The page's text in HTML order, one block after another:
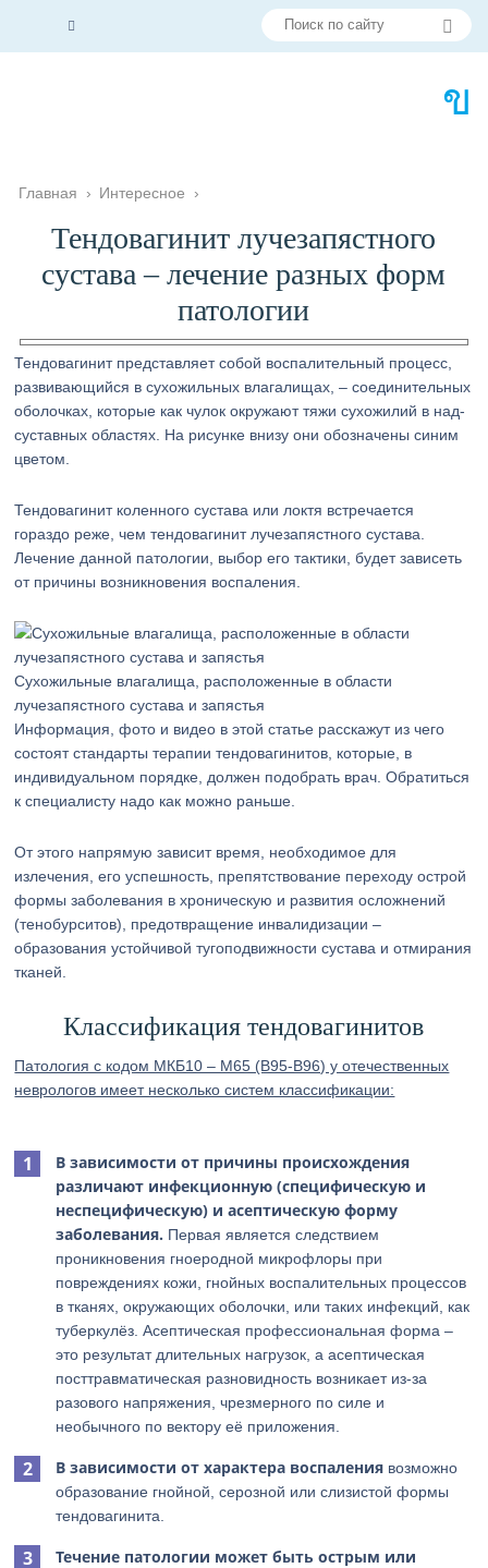
Главная › Интересное ›
Тендовагинит лучезапястного
сустава – лечение разных форм
патологии
Тендовагинит представляет собой воспалительный процесс,
развивающийся в сухожильных влагалищах, – соединительных
оболочках, которые как чулок окружают тяжи сухожилий в над-
суставных областях. На рисунке внизу они обозначены синим
цветом.
Тендовагинит коленного сустава или локтя встречается
гораздо реже, чем тендовагинит лучезапястного сустава.
Лечение данной патологии, выбор его тактики, будет зависеть
от причины возникновения воспаления.
Сухожильные влагалища, расположенные в области
лучезапястного сустава и запястья
Информация, фото и видео в этой статье расскажут из чего
состоят стандарты терапии тендовагинитов, которые, в
индивидуальном порядке, должен подобрать врач. Обратиться
к специалисту надо как можно раньше.
От этого напрямую зависит время, необходимое для
излечения, его успешность, препятствование переходу острой
формы заболевания в хроническую и развития осложнений
(тенобурситов), предотвращение инвалидизации –
образования устойчивой тугоподвижности сустава и отмирания
тканей.
Классификация тендовагинитов
Патология с кодом МКБ10 – М65 (B95-B96) у отечественных
неврологов имеет несколько систем классификации:
В зависимости от причины происхождения
различают инфекционную (специфическую и
неспецифическую) и асептическую форму
заболевания. Первая является следствием
проникновения гноеродной микрофлоры при
повреждениях кожи, гнойных воспалительных процессов
в тканях, окружающих оболочки, или таких инфекций, как
туберкулёз. Асептическая профессиональная форма –
это результат длительных нагрузок, а асептическая
посттравматическая разновидность возникает из-за
разового напряжения, чрезмерного по силе и
необычного по вектору её приложения.
В зависимости от характера воспаления возможно
образование гнойной, серозной или слизистой формы
тендовагинита.
Течение патологии может быть острым или